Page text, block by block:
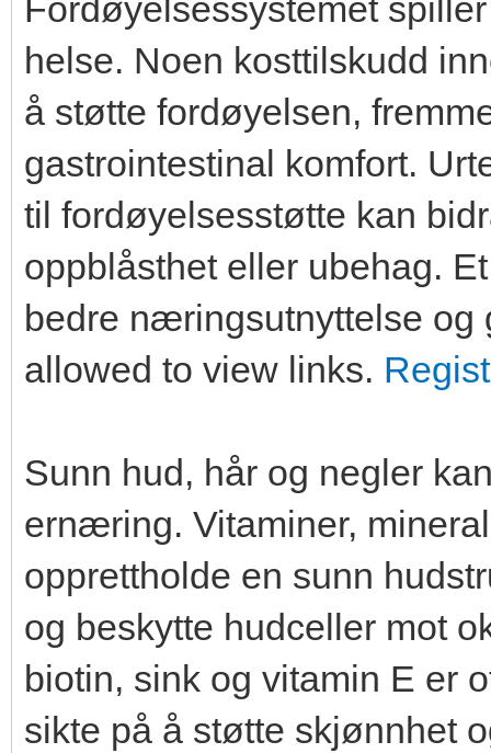
Fordøyelsessystemet
helse. Noen kosttilskudd
å støtte fordøyelsen,
gastrointestinal komfort.
til fordøyelsesstøtte kan
oppblåsthet eller ubehag.
bedre næringsutnyttelse
allowed to view links.
Sunn hud, hår og negler
ernæring. Vitaminer,
opprettholde en sunn
og beskytte hudceller mot
biotin, sink og vitamin E er
sikte på å støtte skjønnhet